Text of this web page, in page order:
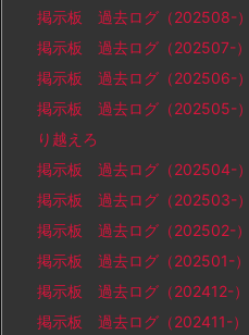
掲示板 過去ログ（202508-
掲示板 過去ログ（202507-
掲示板 過去ログ（202506-
掲示板 過去ログ（202505-
り越えろ
掲示板 過去ログ（202504-
掲示板 過去ログ（202503-
掲示板 過去ログ（202502-
掲示板 過去ログ（202501-
掲示板 過去ログ（202412-
掲示板 過去ログ（202411-）